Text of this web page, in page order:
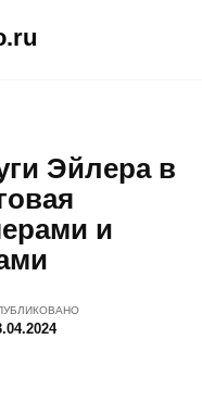
Эйлера в
и